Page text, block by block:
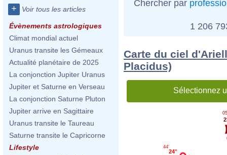
+ Voir tous les articles
Évènements astrologiques
Climat mondial actuel
Uranus transite les Gémeaux
Actualité planétaire de 2025
La conjonction Jupiter Uranus
Jupiter et Saturne en Verseau
La conjonction Saturne Pluton
Jupiter arrive en Sagittaire
Uranus transite le Taureau
Saturne transite le Capricorne
Lifestyle
Chercher par
1 206
Carte du ciel
Placidus)
Sélectionnez
24°
44'